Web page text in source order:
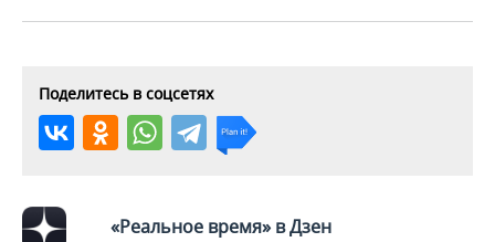
Поделитесь в соцсетях
«Реальное время» в Дзен